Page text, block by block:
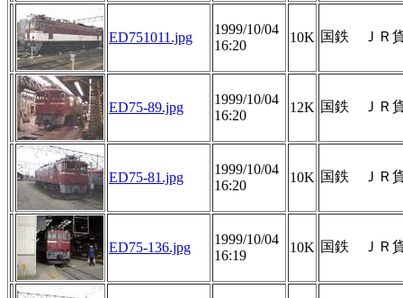
ED751011.jpg
1999/10/04
16:20
10K 国鉄 ＪＲ
ED75-89.jpg
1999/10/04
16:20
12K 国鉄 ＪＲ
ED75-81.jpg
1999/10/04
16:20
10K 国鉄 ＪＲ
ED75-136.jpg
1999/10/04
16:19
10K 国鉄 ＪＲ